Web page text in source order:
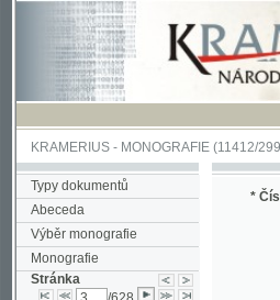
KRAMERIUS-MONOGRAFIE(11412/
Typy dokumentů
Abeceda
Výběr monografie
Monografie
Stránka
/628
* Číslo